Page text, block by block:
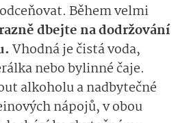
Během velmi
dbejte na dodržování
Vhodná je čistá voda,
nebo bylinné čaje.
alkoholu a nadbytečné
nápojů, v obou